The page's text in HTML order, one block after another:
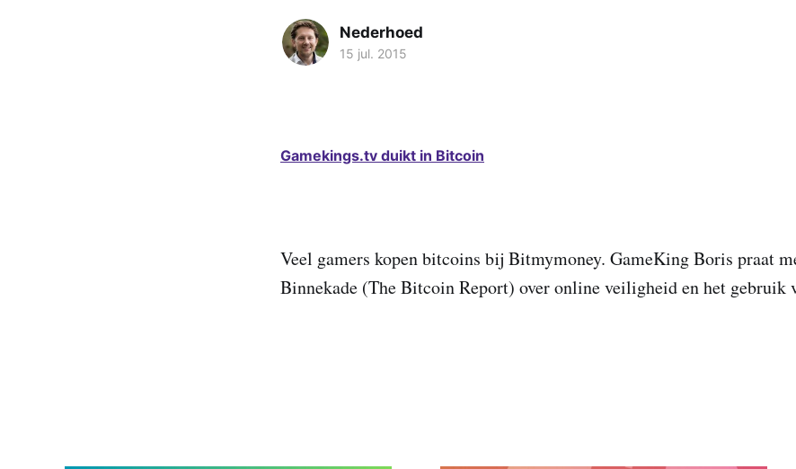
Nederhoed
15 jul. 2015
Gamekings.tv duikt in Bitcoin
Veel gamers kopen bitcoins bij Bitmymoney. GameKing Boris praat
Binnekade (The Bitcoin Report) over online veiligheid en het gebruik